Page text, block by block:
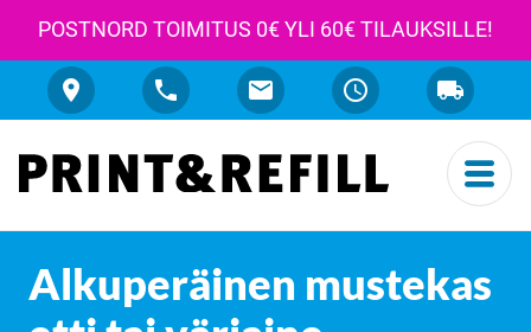
POSTNORD TOIMITUS 0€ YLI 60€ TILAUKSILLE!
Alkuperäinen mustekas